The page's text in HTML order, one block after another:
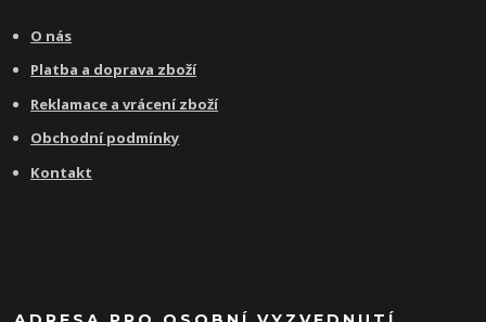
O nás
Platba a doprava zboží
Reklamace a vrácení zboží
Obchodní podmínky
Kontakt